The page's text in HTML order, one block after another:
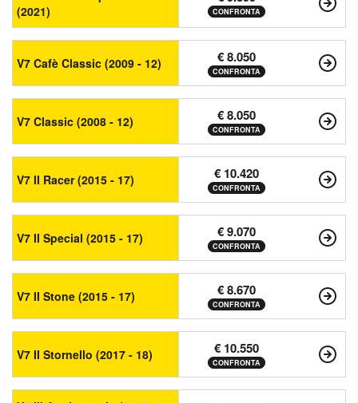
(2021)
CONFRONTA
V7 Cafè Classic (2009 - 12) € 8.050
CONFRONTA
V7 Classic (2008 - 12) € 8.050
CONFRONTA
V7 II Racer (2015 - 17) € 10.420
CONFRONTA
V7 II Special (2015 - 17) € 9.070
CONFRONTA
V7 II Stone (2015 - 17) € 8.670
CONFRONTA
V7 II Stornello (2017 - 18) € 10.550
CONFRONTA